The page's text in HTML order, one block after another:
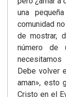
una
comunidad
de mostrar,
número de
Debe volver
aman», esto
Cristo en el